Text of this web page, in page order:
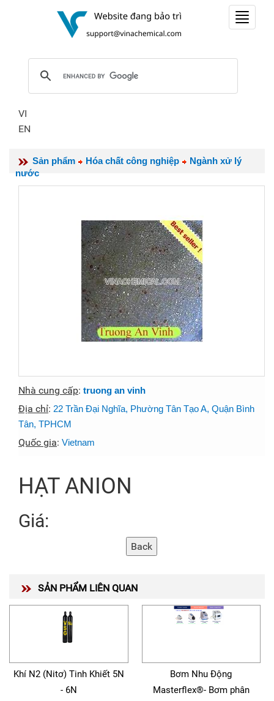
Toggle
VI
EN
Sản phẩm Hóa chất công nghiệp
Ngành xử lý
nước
Nhà cung cấp: truong an vinh
Địa chỉ: 22 Trần Đại Nghĩa, Phường Tân Tạo A, Quận Bình
Tân, TPHCM
Quốc gia: Vietnam
HẠT ANION
Giá:
SẢN PHẨM LIÊN QUAN
Khí N2 (Nitơ) Tinh Khiết 5N
- 6N
Bơm Nhu Động
Masterflex®- Bơm phân